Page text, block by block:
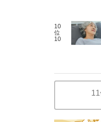
10
位
10